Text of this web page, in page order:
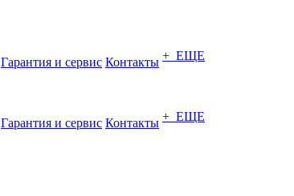
Гарантия и сервис Контакты + ЕЩЕ
Гарантия и сервис Контакты + ЕЩЕ